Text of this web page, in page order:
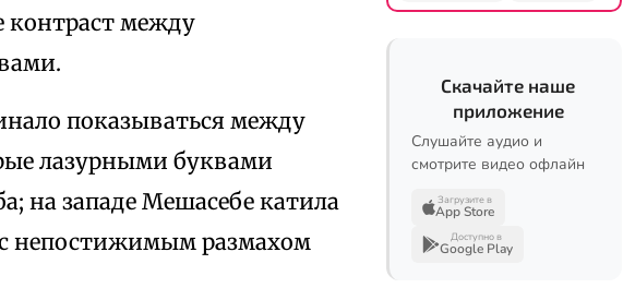
контраст между
показываться между
лазурными буквами
на западе Мешасебе катила
непостижимым размахом
Скачайте наше
приложение
Слушайте аудио и
смотрите видео офлайн
Загрузите в
App Store
Доступно в
Google Play